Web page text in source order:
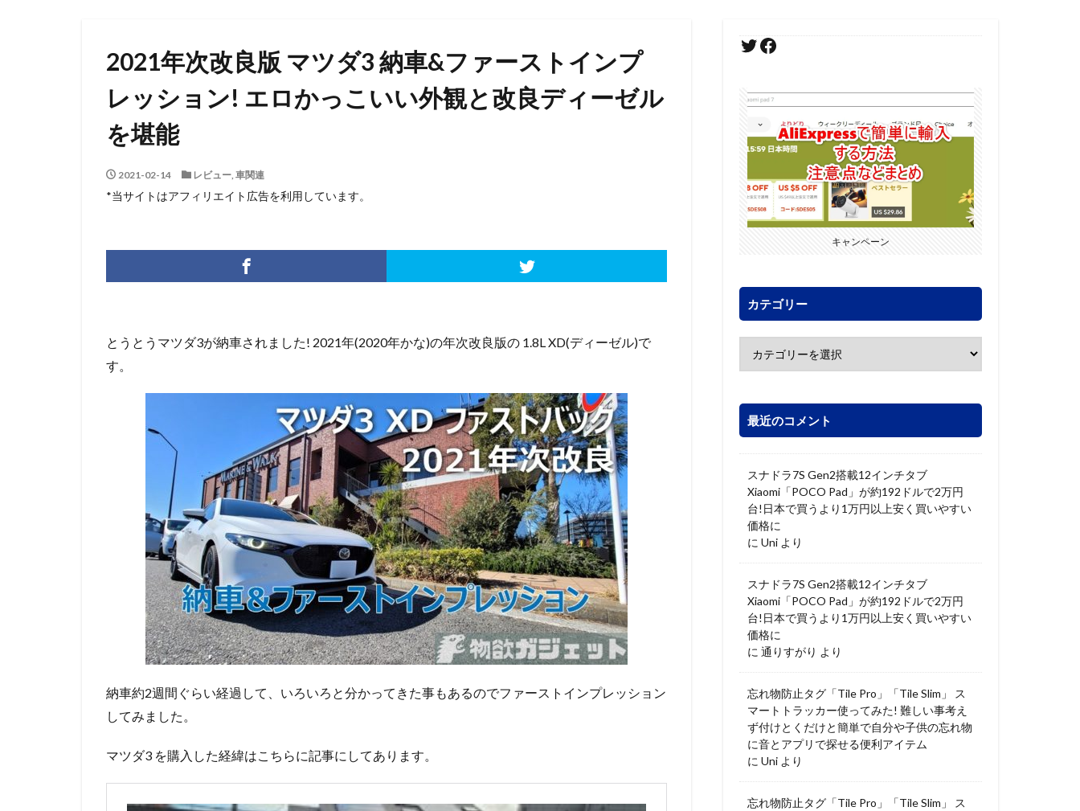
2021年次改良版 マツダ3 納車&ファーストインプ
レッション! エロかっこいい外観と改良ディーゼル
を堪能
2021-02-14 レビュー, 車関連
*当サイトはアフィリエイト広告を利用しています。
とうとうマツダ3が納車されました! 2021年(2020年かな)の年次改良版の 1.8L XD(ディーゼル)で
す。
納車約2週間ぐらい経過して、いろいろと分かってきた事もあるのでファーストインプレッション
してみました。
マツダ3 を購入した経緯はこちらに記事にしてあります。
キャンペーン
カテゴリー
最近のコメント
スナドラ7S Gen2搭載12インチタブ
Xiaomi「POCO Pad」が約192ドルで2万円
台!日本で買うより1万円以上安く買いやすい
価格に
に Uni より
スナドラ7S Gen2搭載12インチタブ
Xiaomi「POCO Pad」が約192ドルで2万円
台!日本で買うより1万円以上安く買いやすい
価格に
に 通りすがり より
忘れ物防止タグ「Tile Pro」「Tile Slim」 ス
マートトラッカー使ってみた! 難しい事考え
ず付けとくだけと簡単で自分や子供の忘れ物
に音とアプリで探せる便利アイテム
に Uni より
忘れ物防止タグ「Tile Pro」「Tile Slim」 ス